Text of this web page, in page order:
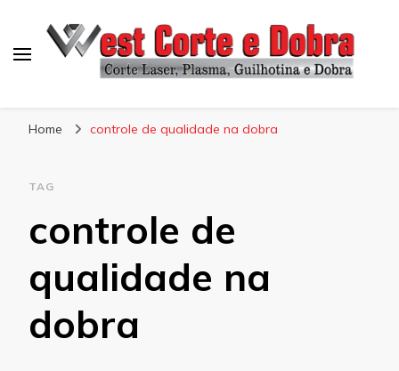
Home controle de qualidade na dobra
TAG
controle de
qualidade na
dobra